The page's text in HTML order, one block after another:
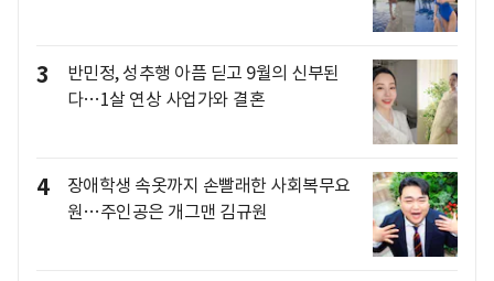
3
반민정, 성추행 아픔 딛고 9월의 신부된
다…1살 연상 사업가와 결혼
4
장애학생 속옷까지 손빨래한 사회복무요
원…주인공은 개그맨 김규원